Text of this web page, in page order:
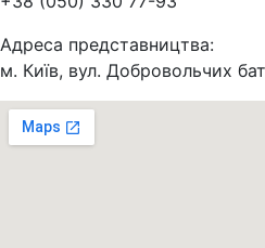
Адреса представництва:
м. Київ, вул. Добровольчих